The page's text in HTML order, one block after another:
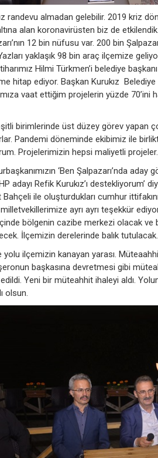
randevu almadan gelebilir. 2019 kriz
alan koronavirüsten biz de
12 bin nüfusu var. 200 bin
yaklaşık 98 bin araç ilçemize
Hilmi Türkmen’i belediye
hitap ediyor. Başkan Kurukız Belediye
vaat ettiğim projelerin yüzde 70’ini
birimlerinde üst düzey görev yapan
Pandemi döneminde ekibimiz ile
Projelerimizin hepsi maliyetli projeler.
‘Ben Şalpazarı’nda
adayı Refik Kurukız’ı destekliyorum’
ile oluşturdukları cumhur
milletvekillerimize ayrı ayrı teşekkür
içinde bölgenin cazibe merkezi olacak
İlçemizin derelerinde balık tutulacak.
yolu ilçemizin kanayan yarası.
başkasına devretmesi gibi
Yeni bir müteahhit ihaleyi aldı.
olsun.